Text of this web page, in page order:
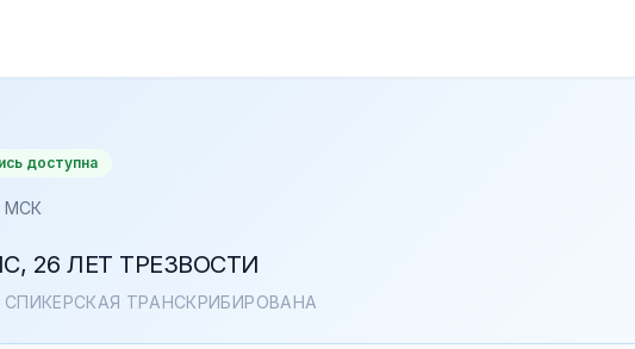
доступна
МСК
26 ЛЕТ ТРЕЗВОСТИ
ТРАНСКРИБИРОВАНА